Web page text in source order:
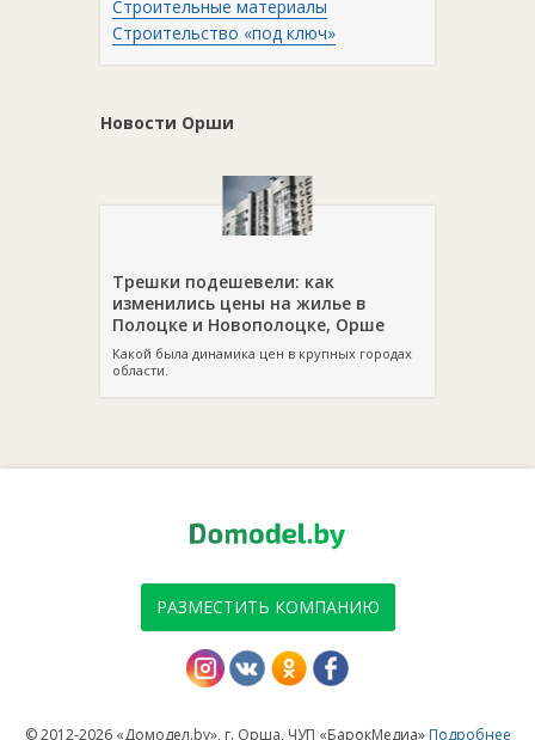
Строительные материалы
Строительство «под ключ»
Новости Орши
Трешки подешевели: как
изменились цены на жилье в
Полоцке и Новополоцке, Орше
Какой была динамика цен в крупных городах
области.
РАЗМЕСТИТЬ КОМПАНИЮ
© 2012-2026 «Домодел.by», г. Орша, ЧУП «БарокМедиа» Подробнее